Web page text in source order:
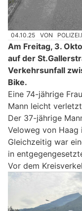
04.10.25 VON
Am Freitag, 3.
auf der
Verkehrsunfall
Bike.
Eine 74-jährige
Mann leicht
Der 37-jährige
Veloweg von Haag
Gleichzeitig war
in
Vor dem